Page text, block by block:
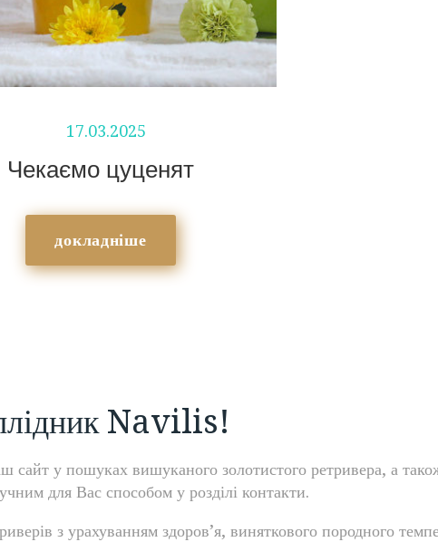
17.03.2025
Чекаємо цуценят
докладніше
Navilis!
у пошуках вишуканого золотистого ретривера, а
для Вас способом у розділі контакти.
з урахуванням здоров’я, виняткового породного